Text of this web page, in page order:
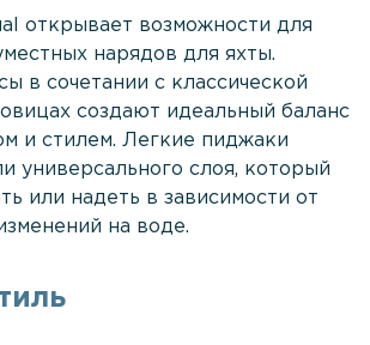
открывает возможности для
нарядов для яхты.
в сочетании с классической
создают идеальный баланс
и стилем. Легкие пиджаки
универсального слоя, который
или надеть в зависимости от
на воде.